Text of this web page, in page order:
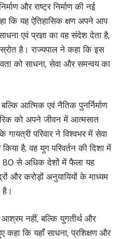
और राष्ट्र निर्माण की नई
कि यह ऐतिहासिक क्षण अपने आप
एवं प्रज्ञा का वह संदेश देता है,
है। राज्यपाल ने कहा कि इस
को साधना, सेवा और समन्वय का
आत्मिक एवं नैतिक पुनर्निर्माण
को अपने जीवन में आत्मसात
गायत्री परिवार ने विश्वभर में सेवा
है, वह युग परिवर्तन की दिशा में
से अधिक देशों में फैला यह
और करोड़ों अनुयायियों के माध्यम
है।
नहीं, बल्कि युगतीर्थ और
कहा कि यहाँ साधना, प्रशिक्षण और